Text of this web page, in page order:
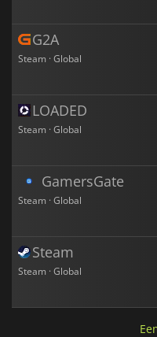
G2A
Steam · Global
LOADED
Steam · Global
GamersGate
Steam · Global
Steam
Steam · Global